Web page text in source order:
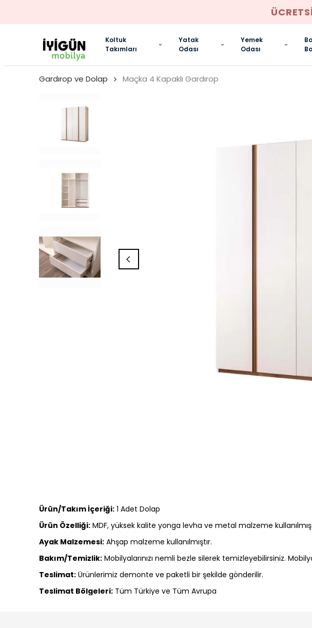
Koltuk
Takımları
Yatak
Odası
Yemek
Odası
Gardırop ve Dolap Maçka 4 Kapaklı Gardırop
Ürün/Takım İçeriği: 1 Adet Dolap
Ürün Özelliği: MDF, yüksek kalite yonga levha ve metal malzeme
Ayak Malzemesi: Ahşap malzeme kullanılmıştır.
Bakım/Temizlik: Mobilyalarınızı nemli bezle silerek temizleyebilirsiniz.
Teslimat: Ürünlerimiz demonte ve paketli bir şekilde gönderilir.
Teslimat Bölgeleri: Tüm Türkiye ve Tüm Avrupa